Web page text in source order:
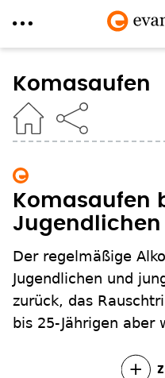
zum
Inhalt
Komasaufen
Komasaufen
Der regelmäßige
Jugendlichen und
zurück, das
bis 25-Jährigen aber